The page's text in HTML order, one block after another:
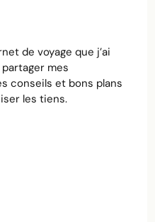
de voyage que j’ai
mes
conseils et bons plans
les tiens.